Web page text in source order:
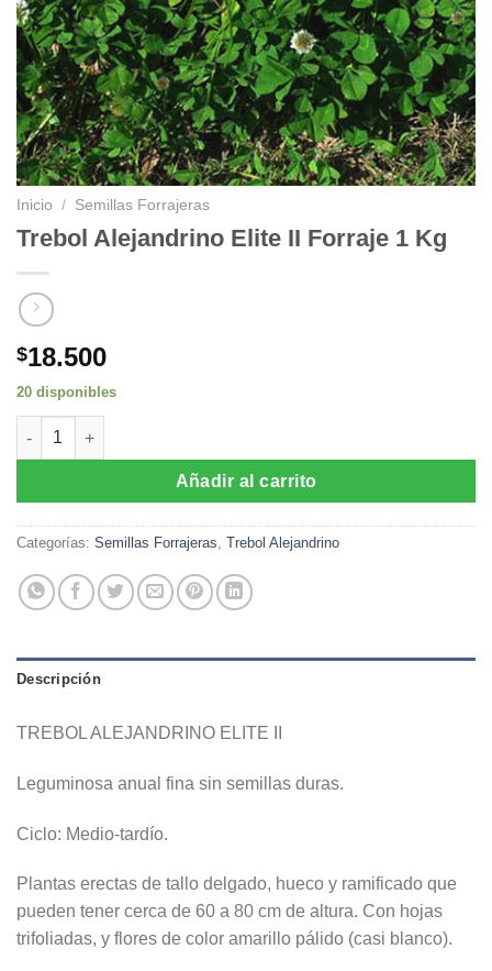
Inicio / Semillas Forrajeras
Trebol Alejandrino Elite II Forraje 1 Kg
$18.500
20 disponibles
Trebol Alejandrino Elite II Forraje 1 Kg cantidad
Añadir al carrito
Categorías: Semillas Forrajeras, Trebol Alejandrino
Descripción
TREBOL ALEJANDRINO ELITE II
Leguminosa anual fina sin semillas duras.
Ciclo: Medio-tardío.
Plantas erectas de tallo delgado, hueco y ramificado que
pueden tener cerca de 60 a 80 cm de altura. Con hojas
trifoliadas, y flores de color amarillo pálido (casi blanco).